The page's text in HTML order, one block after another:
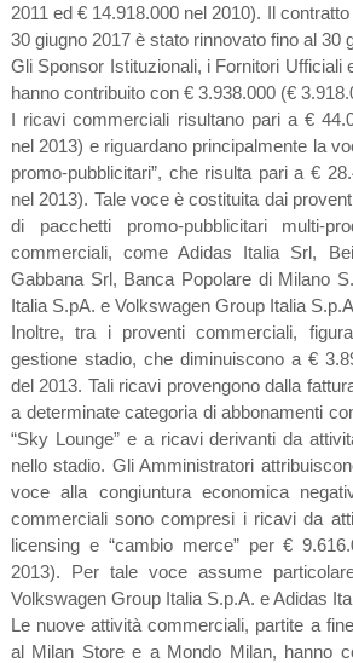
2011 ed € 14.918.000 nel 2010). Il
30 giugno 2017 è stato rinnovato fino al 30
Gli Sponsor Istituzionali, i Fornitori Ufficiali
hanno contribuito con € 3.938.000 (€
I ricavi commerciali risultano pari a €
nel 2013) e riguardano principalmente la
promo-pubblicitari”, che risulta pari a €
nel 2013). Tale voce è costituita dai
di pacchetti promo-pubblicitari multi-
commerciali, come Adidas Italia Srl,
Gabbana Srl, Banca Popolare di Milano
Italia S.pA. e Volkswagen Group Italia
Inoltre, tra i proventi commerciali,
gestione stadio, che diminuiscono a €
del 2013. Tali ricavi provengono dalla
a determinate categoria di abbonamenti
“Sky Lounge” e a ricavi derivanti da
nello stadio. Gli Amministratori
voce alla congiuntura economica
commerciali sono compresi i ricavi da
licensing e “cambio merce” per €
2013). Per tale voce assume
Volkswagen Group Italia S.p.A. e Adidas
Le nuove attività commerciali, partite a
al Milan Store e a Mondo Milan, hanno